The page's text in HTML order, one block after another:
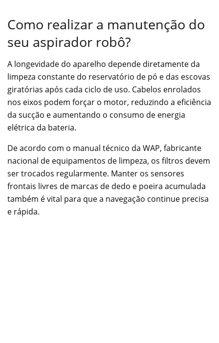
Como realizar a manutenção do
seu aspirador robô?
A longevidade do aparelho depende diretamente da
limpeza constante do reservatório de pó e das escovas
giratórias após cada ciclo de uso. Cabelos enrolados
nos eixos podem forçar o motor, reduzindo a eficiência
da sucção e aumentando o consumo de energia
elétrica da bateria.
De acordo com o manual técnico da WAP, fabricante
nacional de equipamentos de limpeza, os filtros devem
ser trocados regularmente. Manter os sensores
frontais livres de marcas de dedo e poeira acumulada
também é vital para que a navegação continue precisa
e rápida.